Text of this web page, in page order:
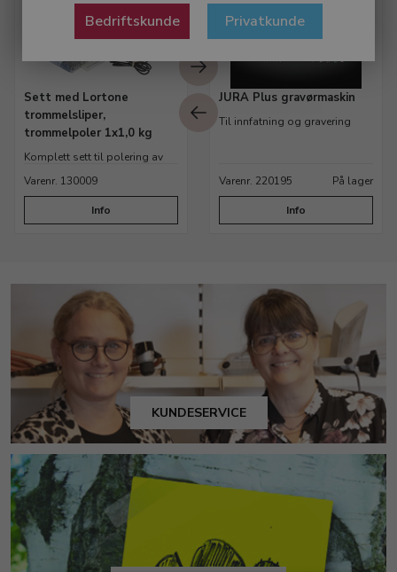
Bedriftskunde Privatkunde
Sett med Lortone
trommelsliper,
trommelpoler 1x1,0 kg
Komplett sett til polering av
Varenr. 130009
Info
JURA Plus gravørmaskin
Til innfatning og gravering
Varenr. 220195 På lager
Info
KUNDESERVICE